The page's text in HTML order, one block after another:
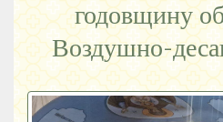
годовщину
Воздушно-